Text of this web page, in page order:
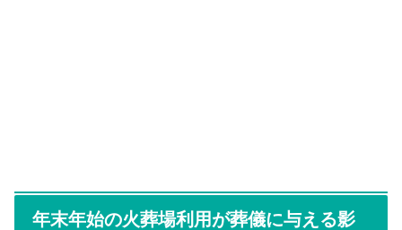
年末年始の火葬場利用が葬儀に与える影